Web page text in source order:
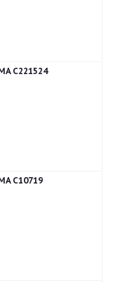
C221524
C10719